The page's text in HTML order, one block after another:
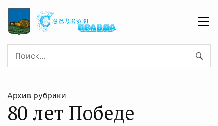
Архив рубрики
80 лет Победе